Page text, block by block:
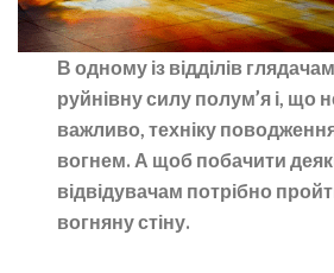
В одному із відділів
руйнівну силу полум’я і, що
важливо, техніку
вогнем. А щоб побачити
відвідувачам потрібно
вогняну стіну.